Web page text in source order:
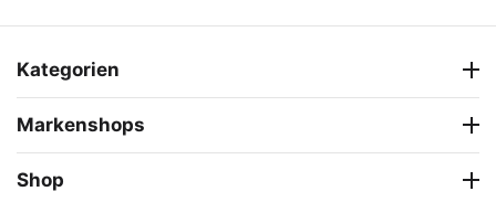
Kategorien
Markenshops
Shop